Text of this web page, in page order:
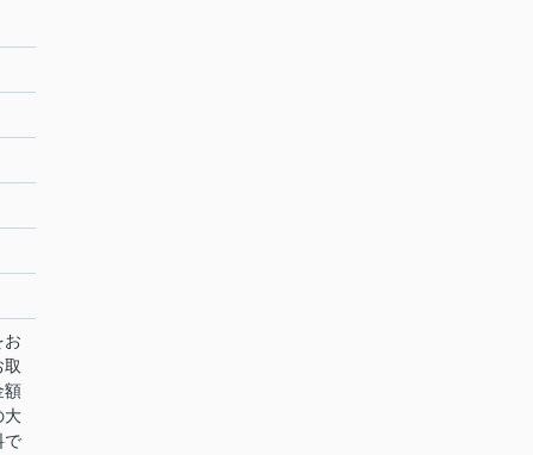
お
額
大
で